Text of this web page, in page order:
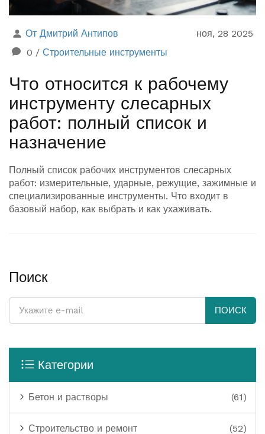
От Дмитрий Антипов
ноя, 28 2025
0 / Строительные инструменты
Что относится к рабочему
инструменту слесарных
работ: полный список и
назначение
Полный список рабочих инструментов слесарных
работ: измерительные, ударные, режущие, зажимные и
специализированные инструменты. Что входит в
базовый набор, как выбрать и как ухаживать.
Поиск
ПОИСК
Категории
Бетон и растворы (61)
Строительство и ремонт (52)